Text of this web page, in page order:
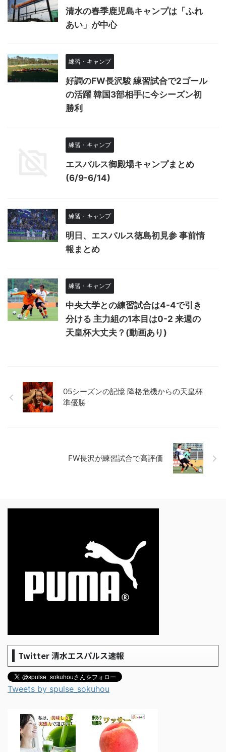
清水の春季鹿児島キャンプは「ふれ
あい」が中心
練習・キャンプ
好調のFW長沢駿 練習試合で2ゴール
の活躍 韓国3部相手に今シーズン初
勝利
練習・キャンプ
エスパルス御殿場キャンプまとめ
(6/9-6/14)
練習・キャンプ
明日、エスパルス徳島初見参 事前情
報まとめ
練習・キャンプ
中央大学との練習試合は4-4で引き
分ける 主力組の1本目は0-2 来週の
天皇杯大丈夫？(動画あり)
05シーズンの記憶 降格危機からの天皇杯
準優勝
FW長沢が練習試合で高評価
Twitter 清水エスパルス速報
Tweets by spulse_sokuhou